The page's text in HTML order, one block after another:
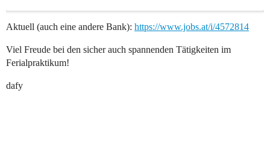
Aktuell (auch eine andere Bank): https://www.jobs.at/i/4572814
Viel Freude bei den sicher auch spannenden Tätigkeiten im
Ferialpraktikum!
dafy